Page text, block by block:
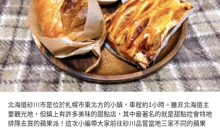
北海道砂川市是位於札幌市東北方的小鎮，車程約1小時。雖非北海道主
要觀光地，但鎮上有許多美味的甜點店，其中最著名的就是甜點控會特地
排隊去買的蘋果派！這次小編帶大家前往砂川品嘗當地三家不同的蘋果